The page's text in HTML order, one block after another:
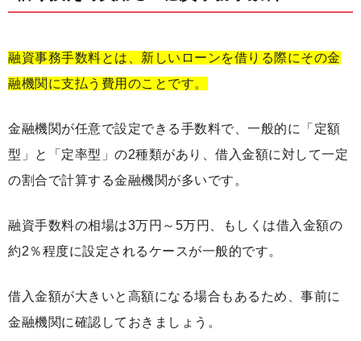
融資事務手数料とは、新しいローンを借りる際にその金
融機関に支払う費用のことです。
金融機関が任意で設定できる手数料で、一般的に「定額
型」と「定率型」の2種類があり、借入金額に対して一定
の割合で計算する金融機関が多いです。
融資手数料の相場は3万円～5万円、もしくは借入金額の
約2％程度に設定されるケースが一般的です。
借入金額が大きいと高額になる場合もあるため、事前に
金融機関に確認しておきましょう。